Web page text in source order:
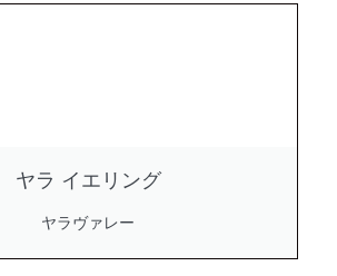
ヤラ イエリング
ヤラヴァレー